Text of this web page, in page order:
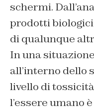
schermi.
prodotti
di qualunque
In una
all’interno dello
livello di
l’essere umano